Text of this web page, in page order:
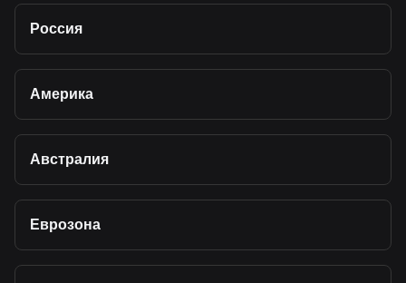
Россия
Америка
Австралия
Еврозона